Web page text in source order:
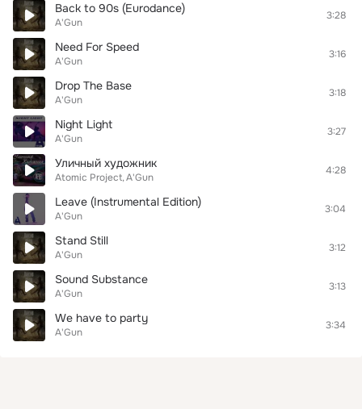
Back to 90s (Eurodance)
A'Gun
3:28
Need For Speed
A'Gun
3:16
Drop The Base
A'Gun
3:18
Night Light
A'Gun
3:27
Уличный художник
Atomic Project A'Gun
4:28
Leave (Instrumental Edition)
A'Gun
3:04
Stand Still
A'Gun
3:12
Sound Substance
A'Gun
3:13
We have to party
A'Gun
3:34